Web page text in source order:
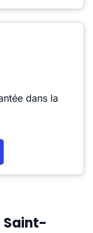
dans la
Saint-